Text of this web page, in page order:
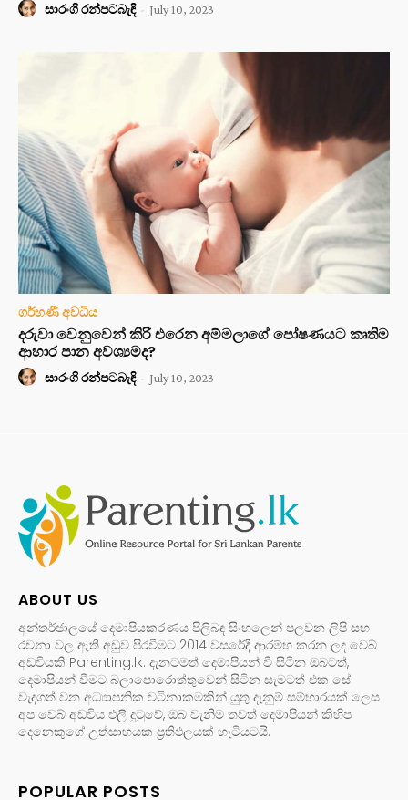
සාරංගි රන්පටබැඳි - July 10, 2023
ගර්භණී අවධිය
දරුවා වෙනුවෙන් කිරි එරෙන අම්මලාගේ පෝෂණයට කෘතිම
ආහාර පාන අවශ්‍යමද?
සාරංගි රන්පටබැඳි - July 10, 2023
ABOUT US
අන්තර්ජාලයේ දෙමාපියකරණය පිලිබඳ සිංහලෙන් පලවන ලිපි සහ
රචනා වල ඇති අඩුව පිරවීමට 2014 වසරේදී ආරම්භ කරන ලද වෙබ්
අඩවියකි Parenting.lk. දැනටමත් දෙමාපියන් වී සිටින ඔබටත්,
දෙමාපියන් වීමට බලාපොරොත්තුවෙන් සිටින සැමටත් එක සේ
වැදගත් වන අධ්‍යාපනික වටිනාකමකින් යුතු දැනුම් සම්භාරයක් ලෙස
අප වෙබ් අඩවිය එලි දුටුවේ, ඔබ වැනිම තවත් දෙමාපියන් කිහිප
දෙනෙකුගේ උත්සාහයක ප්‍රතිඵලයක් හැටියටයි.
POPULAR POSTS